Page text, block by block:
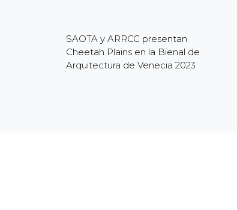
SAOTA y ARRCC presentan
Cheetah Plains en la Bienal de
Arquitectura de Venecia 2023